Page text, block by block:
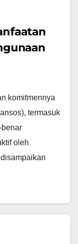
komitmennya
termasuk
oleh